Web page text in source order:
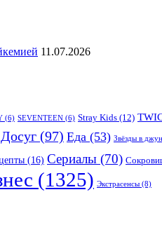
11.07.2026
(6) SEVENTEEN (6) Stray Kids (12)
Досуг (97) Еда (53) Звёзды в
(16) Сериалы (70)
(1325) Экстрасенсы (8)